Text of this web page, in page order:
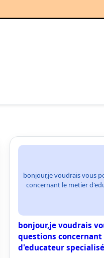
bonjour,je voudrais vous
concernant le metier
bonjour,je voudrais
questions
d'educateur